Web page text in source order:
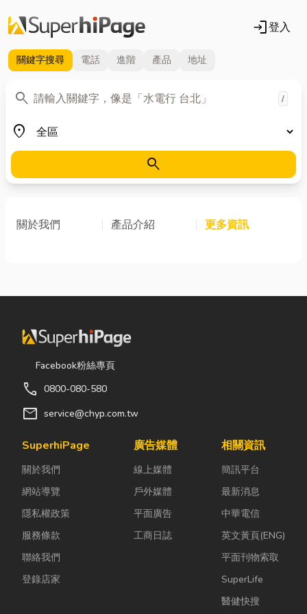
login登入
關鍵字搜尋 電話 進階 產品 地址
search
關鍵字 /
place
地區
search
關於我們 產品介紹 更多資訊
Facebook粉絲專頁
call 0800-080-580
mail service@chyp.com.tw
SuperhiPage
關於我們
網站導覽
隱私權政策
服務條款
聯絡我們
登錄店家
廣告媒體
線上媒體
戶外媒體
平面廣告
工商日誌
相關資訊
簡訊平台
最新消息
中華電信
英文黃頁(ENG)
平面刊物索取
SuperLife
醫健快搜